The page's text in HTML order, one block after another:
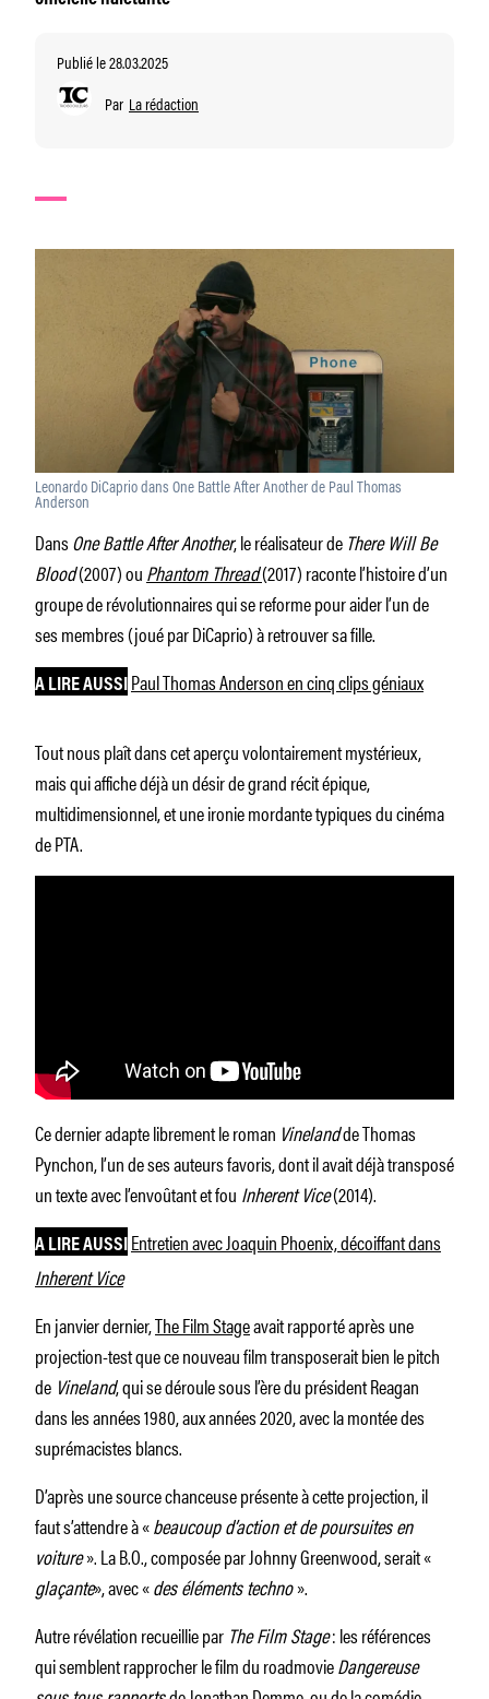
Publié le 28.03.2025
Par La rédaction
Leonardo DiCaprio dans One Battle After Another de Paul Thomas
Anderson
DansOne Battle After Another, le réalisateur de There Will Be
Blood(2007) ouPhantom Thread(2017) raconte l’histoire d’un
groupe de révolutionnaires qui se reforme pour aider l’un de
ses membres (joué par DiCaprio) à retrouver sa fille.
A LIRE AUSSI Paul Thomas Anderson en cinq clips géniaux
Tout nous plaît dans cet aperçu volontairement mystérieux,
mais qui affiche déjà un désir de grand récit épique,
multidimensionnel, et une ironie mordante typiques du cinéma
de PTA.
Ce dernier adapte librement le roman Vinelandde Thomas
Pynchon, l’un de ses auteurs favoris, dont il avait déjà transposé
un texte avec l’envoûtant et fou Inherent Vice(2014).
A LIRE AUSSI Entretien avec Joaquin Phoenix, décoiffant dans
Inherent Vice
En janvier dernier,The Film Stageavait rapporté après une
projection-test que ce nouveau film transposerait bien le pitch
de Vineland, qui se déroule sous l’ère du président Reagan
dans les années 1980, aux années 2020, avec la montée des
suprémacistes blancs.
D’après une source chanceuse présente à cette projection, il
faut s’attendre à «beaucoup d’action et de poursuites en
voiture». La B.O., composée par Johnny Greenwood, serait «
glaçante», avec «des éléments techno».
Autre révélation recueillie par The Film Stage: les références
qui semblent rapprocher le film du roadmovieDangereuse